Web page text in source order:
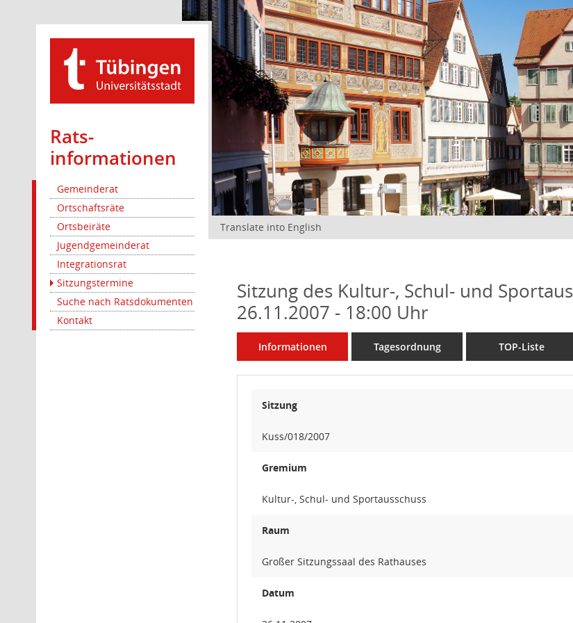
Rats­
informationen
Gemeinderat
Ortschaftsräte
Ortsbeiräte
Jugendgemeinderat
Integrationsrat
Sitzungstermine
Suche nach Ratsdokumenten
Kontakt
Translate into English
Sitzung des Kultur-, Schul- und
26.11.2007 - 18:00 Uhr
Informationen Tagesordnung TOP-Liste
Sitzung
Kuss/018/2007
Gremium
Kultur-, Schul- und Sportausschuss
Raum
Großer Sitzungssaal des Rathauses
Datum